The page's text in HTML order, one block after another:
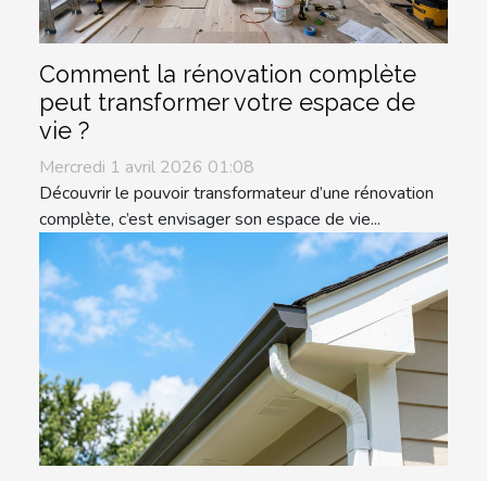
Comment la rénovation complète
peut transformer votre espace de
vie ?
Mercredi 1 avril 2026 01:08
Découvrir le pouvoir transformateur d’une rénovation
complète, c’est envisager son espace de vie...